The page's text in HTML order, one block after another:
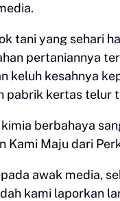
tani yang sehari
pertaniannya
keluh kesahnya
pabrik kertas telur
berbahaya
Maju dari
awak media,
kami laporkan